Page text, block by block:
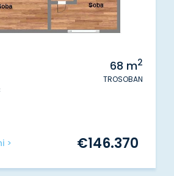
68 m2
TROSOBAN
> €146.370